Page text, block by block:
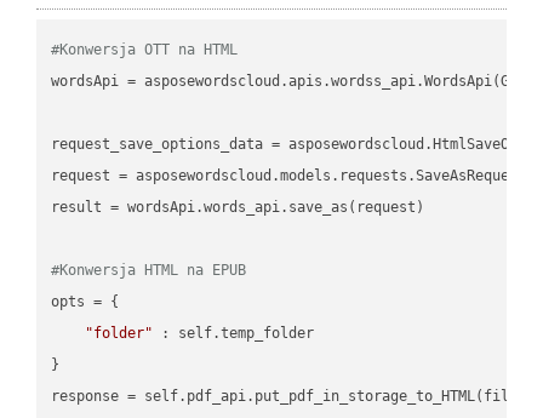
#Konwersja OTT na HTML
wordsApi =
request_save_options_data =
request =
result = wordsApi.words_api.save_as(request)
#Konwersja HTML na EPUB
opts = {
"folder" : self.temp_folder
}